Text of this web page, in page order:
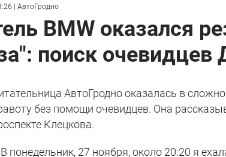
| АвтоГродно
BMW оказался
поиск очевидцев
АвтоГродно оказалась в
без помощи очевидцев. Она
Клецкова.
понедельник, 27 ноября, около 20:20 я